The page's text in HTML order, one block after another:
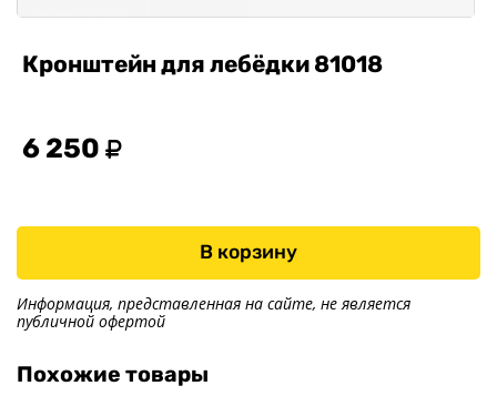
Тенты
Контакты
Тюнинг прицепов
Получить прицеп
Статьи
Кронштейн для лебёдки 81018
6 250
В корзину
Информация, представленная на сайте, не является
публичной офертой
Похожие товары